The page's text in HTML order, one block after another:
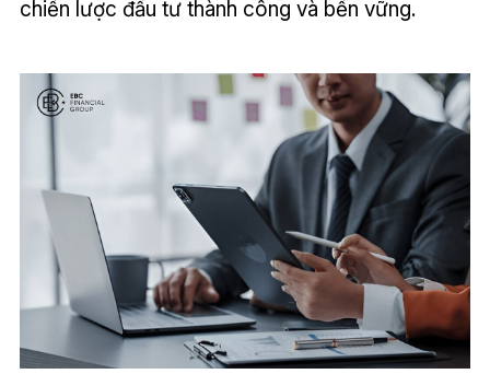
chiến lược đầu tư thành công và bền vững.